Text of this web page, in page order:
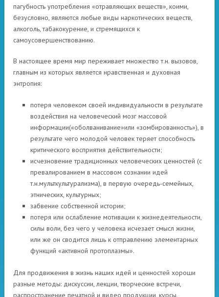
пагубность употребления «отравляющих веществ», коими,
безусловно, являются любые виды наркотических веществ,
алкоголь, табакокурение, и стремящихся к
самоусовершенствованию.
В настоящее время мир переживает множество т.н. вызовов,
главным из которых является нравственная и духовная
энтропия:
потеря человеком своей индивидуальности в результате
воздействия на человеческий мозг массовой
информации(«оболванивание»или «зомбированность»), в
результате чего молодой человек теряет способность
критического восприятия действительности;
исчезновение традиционных человеческих ценностей (с
превалированием в массовом сознании идей
т.н.мульткультурализма), в первую очередь-семейных,
этнических, культурных;
забвение собственной истории;
потеря или ослабление мотивации к жизнедеятельности,
силы воли, без чего у человека исчезает смысл жизни,
или же он сводится лишь к отправлению элементарных
функций «активной протоплазмы».
Для продвижения в жизнь наших идей и ценностей хороши
разные методы: дискуссии, лекции, творческие встречи,
распространение печатной и видео продукции, курсы,